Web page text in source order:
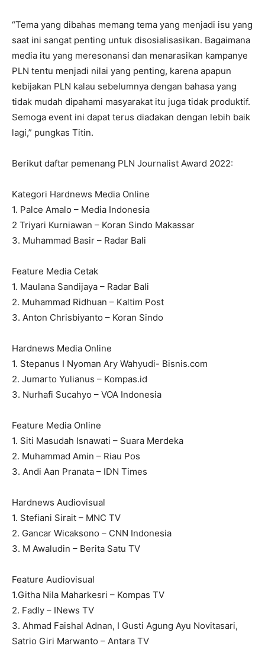
“Tema yang dibahas memang tema yang menjadi isu yang
saat ini sangat penting untuk disosialisasikan. Bagaimana
media itu yang meresonansi dan menarasikan kampanye
PLN tentu menjadi nilai yang penting, karena apapun
kebijakan PLN kalau sebelumnya dengan bahasa yang
tidak mudah dipahami masyarakat itu juga tidak produktif.
Semoga event ini dapat terus diadakan dengan lebih baik
lagi,” pungkas Titin.
Berikut daftar pemenang PLN Journalist Award 2022:
Kategori Hardnews Media Online
1. Palce Amalo – Media Indonesia
2 Triyari Kurniawan – Koran Sindo Makassar
3. Muhammad Basir – Radar Bali
Feature Media Cetak
1. Maulana Sandijaya – Radar Bali
2. Muhammad Ridhuan – Kaltim Post
3. Anton Chrisbiyanto – Koran Sindo
Hardnews Media Online
1. Stepanus I Nyoman Ary Wahyudi- Bisnis.com
2. Jumarto Yulianus – Kompas.id
3. Nurhafi Sucahyo – VOA Indonesia
Feature Media Online
1. Siti Masudah Isnawati – Suara Merdeka
2. Muhammad Amin – Riau Pos
3. Andi Aan Pranata – IDN Times
Hardnews Audiovisual
1. Stefiani Sirait – MNC TV
2. Gancar Wicaksono – CNN Indonesia
3. M Awaludin – Berita Satu TV
Feature Audiovisual
1.Githa Nila Maharkesri – Kompas TV
2. Fadly – INews TV
3. Ahmad Faishal Adnan, I Gusti Agung Ayu Novitasari,
Satrio Giri Marwanto – Antara TV